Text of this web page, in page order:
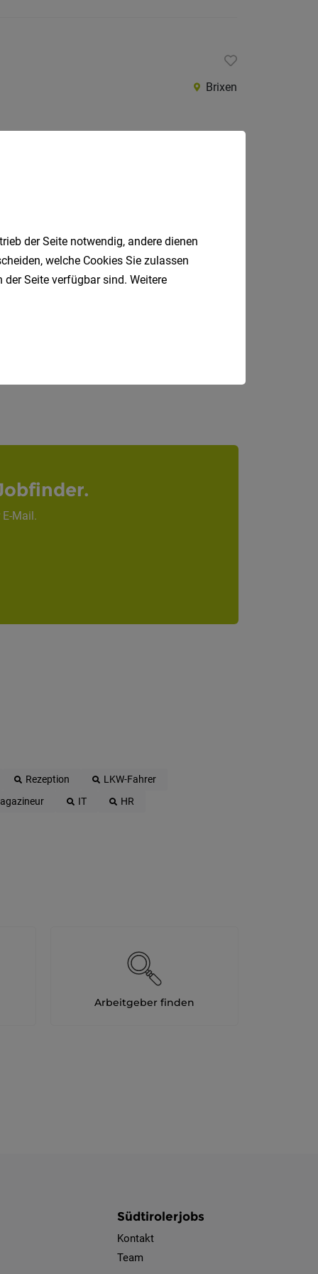
Brixen
Mail.
Rezeption
LKW-Fahrer
IT
HR
Arbeitgeber finden
Südtirolerjobs
Kontakt
Team
der Seite notwendig, andere dienen
welche Cookies Sie zulassen
Seite verfügbar sind. Weitere